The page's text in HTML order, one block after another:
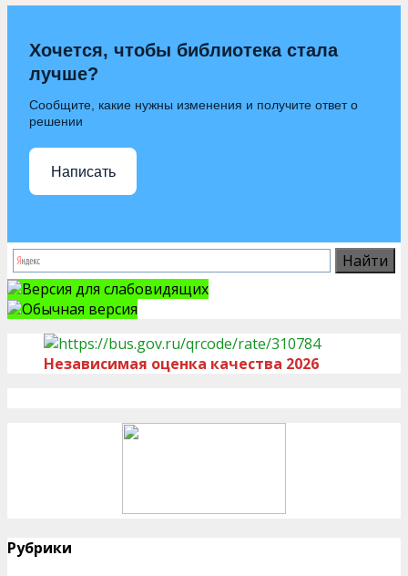
Хочется, чтобы библиотека стала
лучше?
Сообщите, какие нужны изменения и получите ответ о
решении
Написать
Версия для слабовидящих
Обычная версия
Независимая оценка качества 2026
Рубрики